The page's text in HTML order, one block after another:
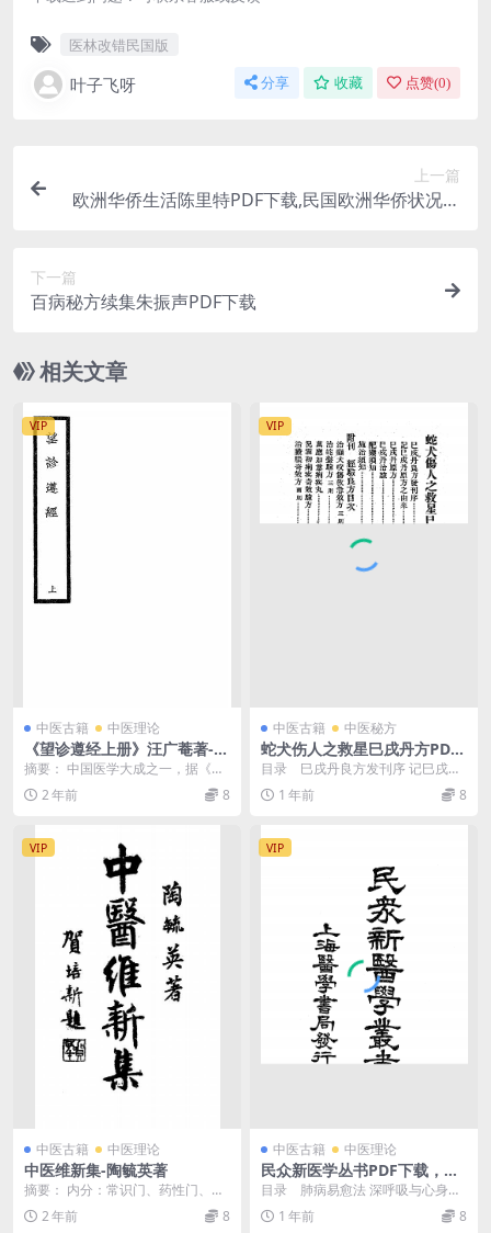
医林改错民国版
叶子飞呀 分享 收藏 点赞(0)
上一篇
欧洲华侨生活陈里特PDF下载,民国欧洲华侨状况研
下一篇
百病秘方续集朱振声PDF下载
相关文章
VIP
中医古籍 中医理论
《望诊遵经上册》汪广菴著-大
东书局-民国25[1936]-望诊遵
摘要： 中国医学大成之一，据《内
经》、《难经》、《伤寒杂病》及
其它著作中有关望诊...
2 年前 8
VIP
中医古籍 中医秘方
蛇犬伤人之救星巳戌丹方PDF
下载
目录 巳戌丹良方发刊序 记巳戌丹
原方之由来 巳戌丹原方 巳戌丹治
验 ...1 年前 8
VIP
中医古籍 中医理论
中医维新集-陶毓英著
摘要： 内分：常识门、药性门、四
诊门、治疗门四部分。介绍中医保
健与诊断治疗常识，...
2 年前 8
VIP
中医古籍 中医理论
民众新医学丛书PDF下载，丁
福保编
目录 肺病易愈法 深呼吸与心身之
改造 生命一夕谈 胎生学一夕谈
... 1 年前 8